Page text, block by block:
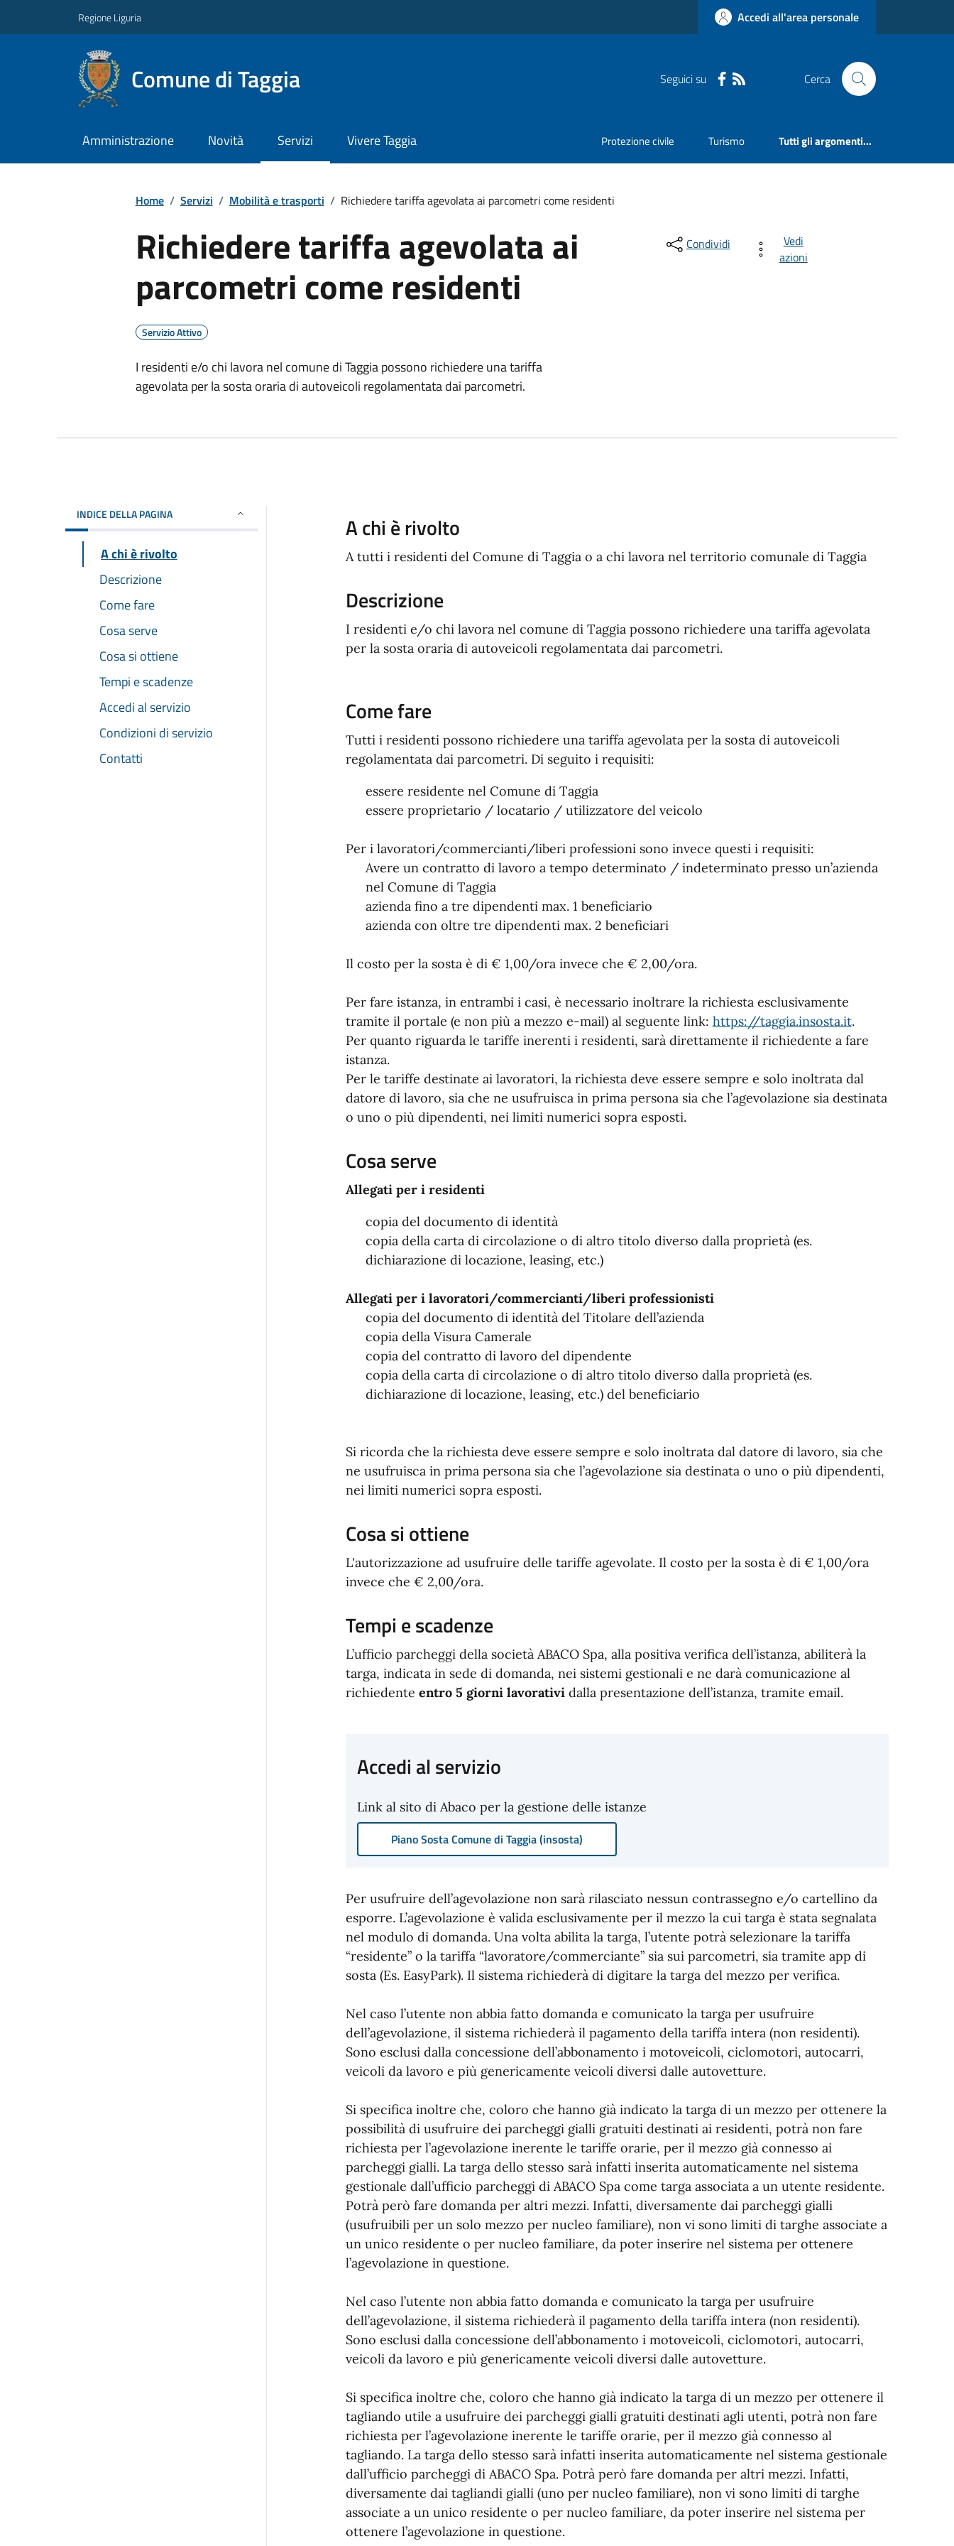
Regione Liguria Accedi all'area personale
Comune di Taggia Seguici su Cerca
Amministrazione Novità Servizi Vivere Taggia Protezione civile Turismo Tutti gli argomenti...
Home / Servizi / Mobilità e trasporti / Richiedere tariffa agevolata ai parcometri come residenti
Richiedere tariffa agevolata ai
parcometri come residenti
Servizio Attivo
I residenti e/o chi lavora nel comune di Taggia possono richiedere una tariffa
agevolata per la sosta oraria di autoveicoli regolamentata dai parcometri.
Condividi
Vedi
azioni
INDICE DELLA PAGINA
A chi è rivolto
Descrizione
Come fare
Cosa serve
Cosa si ottiene
Tempi e scadenze
Accedi al servizio
Condizioni di servizio
Contatti
A chi è rivolto
A tutti i residenti del Comune di Taggia o a chi lavora nel territorio comunale di Taggia
Descrizione
I residenti e/o chi lavora nel comune di Taggia possono richiedere una tariffa agevolata
per la sosta oraria di autoveicoli regolamentata dai parcometri.
Come fare
Tutti i residenti possono richiedere una tariffa agevolata per la sosta di autoveicoli
regolamentata dai parcometri. Di seguito i requisiti:
essere residente nel Comune di Taggia
essere proprietario / locatario / utilizzatore del veicolo
Per i lavoratori/commercianti/liberi professioni sono invece questi i requisiti:
Avere un contratto di lavoro a tempo determinato / indeterminato presso un’azienda
nel Comune di Taggia
azienda fino a tre dipendenti max. 1 beneficiario
azienda con oltre tre dipendenti max. 2 beneficiari
Il costo per la sosta è di € 1,00/ora invece che € 2,00/ora.
Per fare istanza, in entrambi i casi, è necessario inoltrare la richiesta esclusivamente
tramite il portale (e non più a mezzo e-mail) al seguente link: https://taggia.insosta.it.
Per quanto riguarda le tariffe inerenti i residenti, sarà direttamente il richiedente a fare
istanza.
Per le tariffe destinate ai lavoratori, la richiesta deve essere sempre e solo inoltrata dal
datore di lavoro, sia che ne usufruisca in prima persona sia che l’agevolazione sia destinata
o uno o più dipendenti, nei limiti numerici sopra esposti.
Cosa serve
Allegati per i residenti
copia del documento di identità
copia della carta di circolazione o di altro titolo diverso dalla proprietà (es.
dichiarazione di locazione, leasing, etc.)
Allegati per i lavoratori/commercianti/liberi professionisti
copia del documento di identità del Titolare dell’azienda
copia della Visura Camerale
copia del contratto di lavoro del dipendente
copia della carta di circolazione o di altro titolo diverso dalla proprietà (es.
dichiarazione di locazione, leasing, etc.) del beneficiario
Si ricorda che la richiesta deve essere sempre e solo inoltrata dal datore di lavoro, sia che
ne usufruisca in prima persona sia che l’agevolazione sia destinata o uno o più dipendenti,
nei limiti numerici sopra esposti.
Cosa si ottiene
L'autorizzazione ad usufruire delle tariffe agevolate. Il costo per la sosta è di € 1,00/ora
invece che € 2,00/ora.
Tempi e scadenze
L’ufficio parcheggi della società ABACO Spa, alla positiva verifica dell’istanza, abiliterà la
targa, indicata in sede di domanda, nei sistemi gestionali e ne darà comunicazione al
richiedente entro 5 giorni lavoratividalla presentazione dell’istanza, tramite email.
Accedi al servizio
Link al sito di Abaco per la gestione delle istanze
Piano Sosta Comune di Taggia (insosta)
Per usufruire dell’agevolazione non sarà rilasciato nessun contrassegno e/o cartellino da
esporre. L’agevolazione è valida esclusivamente per il mezzo la cui targa è stata segnalata
nel modulo di domanda. Una volta abilita la targa, l’utente potrà selezionare la tariffa
“residente” o la tariffa “lavoratore/commerciante” sia sui parcometri, sia tramite app di
sosta (Es. EasyPark). Il sistema richiederà di digitare la targa del mezzo per verifica.
Nel caso l’utente non abbia fatto domanda e comunicato la targa per usufruire
dell’agevolazione, il sistema richiederà il pagamento della tariffa intera (non residenti).
Sono esclusi dalla concessione dell’abbonamento i motoveicoli, ciclomotori, autocarri,
veicoli da lavoro e più genericamente veicoli diversi dalle autovetture.
Si specifica inoltre che, coloro che hanno già indicato la targa di un mezzo per ottenere la
possibilità di usufruire dei parcheggi gialli gratuiti destinati ai residenti, potrà non fare
richiesta per l’agevolazione inerente le tariffe orarie, per il mezzo già connesso ai
parcheggi gialli. La targa dello stesso sarà infatti inserita automaticamente nel sistema
gestionale dall’ufficio parcheggi di ABACO Spa come targa associata a un utente residente.
Potrà però fare domanda per altri mezzi. Infatti, diversamente dai parcheggi gialli
(usufruibili per un solo mezzo per nucleo familiare), non vi sono limiti di targhe associate a
un unico residente o per nucleo familiare, da poter inserire nel sistema per ottenere
l’agevolazione in questione.
Nel caso l’utente non abbia fatto domanda e comunicato la targa per usufruire
dell’agevolazione, il sistema richiederà il pagamento della tariffa intera (non residenti).
Sono esclusi dalla concessione dell’abbonamento i motoveicoli, ciclomotori, autocarri,
veicoli da lavoro e più genericamente veicoli diversi dalle autovetture.
Si specifica inoltre che, coloro che hanno già indicato la targa di un mezzo per ottenere il
tagliando utile a usufruire dei parcheggi gialli gratuiti destinati agli utenti, potrà non fare
richiesta per l’agevolazione inerente le tariffe orarie, per il mezzo già connesso al
tagliando. La targa dello stesso sarà infatti inserita automaticamente nel sistema gestionale
dall’ufficio parcheggi di ABACO Spa. Potrà però fare domanda per altri mezzi. Infatti,
diversamente dai tagliandi gialli (uno per nucleo familiare), non vi sono limiti di targhe
associate a un unico residente o per nucleo familiare, da poter inserire nel sistema per
ottenere l’agevolazione in questione.